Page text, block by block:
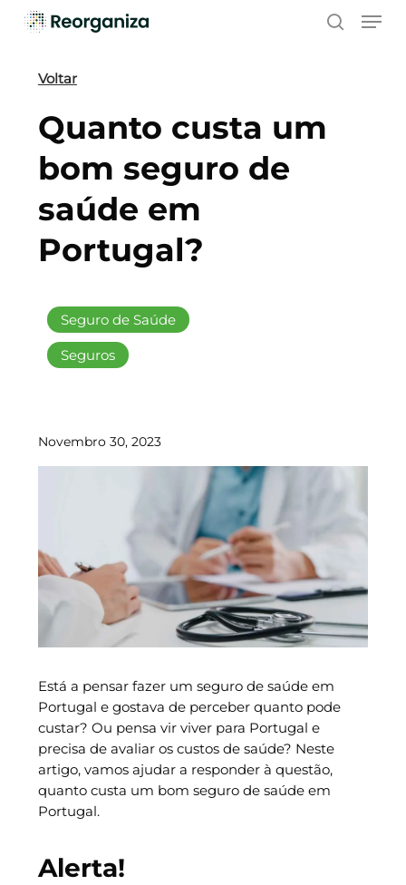
Skip
contentVoltar
Seguro de Saúde
Seguros
Quanto custa um
bom seguro de
saúde em
Portugal?
Novembro 30, 2023
Está a pensar fazer um seguro de saúde em
Portugal e gostava de perceber quanto pode
custar? Ou pensa vir viver para Portugal e
precisa de avaliar os custos de saúde? Neste
artigo, vamos ajudar a responder à questão,
quanto custa um bom seguro de saúde em
Portugal.
Alerta!